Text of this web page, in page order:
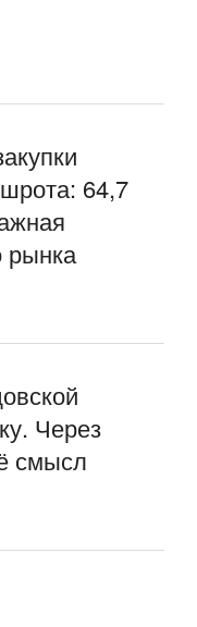
64,7
рынка
Через
смысл